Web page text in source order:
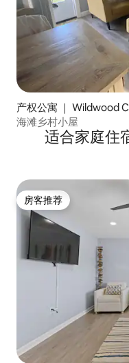
产权公寓 ｜ Wildwood
海滩乡村小屋
适合家庭住
房客推荐
房客推荐